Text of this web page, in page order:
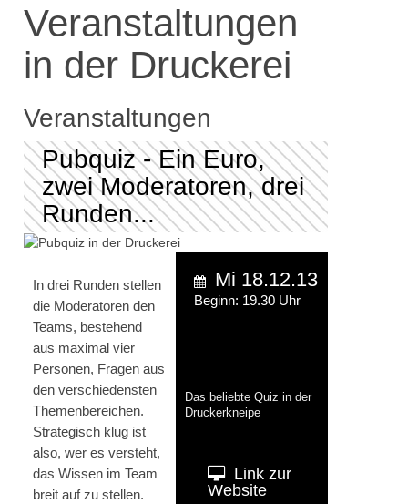
Veranstaltungen
in der Druckerei
Veranstaltungen
Pubquiz - Ein Euro,
zwei Moderatoren, drei
Runden...
In drei Runden stellen
die Moderatoren den
Teams, bestehend
aus maximal vier
Personen, Fragen aus
den verschiedensten
Themen­bereichen.
Strategisch klug ist
also, wer es versteht,
das Wissen im Team
breit auf zu stellen.
Mi 18.12.13
Beginn: 19.30 Uhr
Das beliebte Quiz in der
Druckerkneipe
Link zur
Website